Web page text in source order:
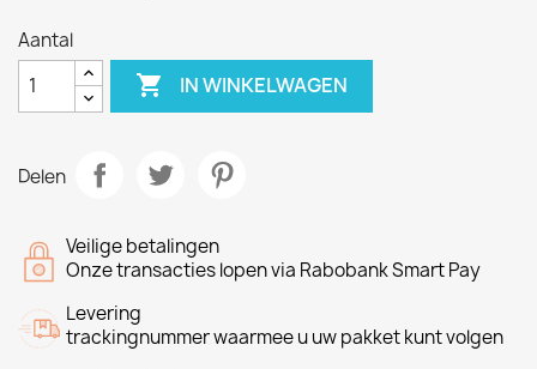
Aantal
 IN WINKELWAGEN
Delen
Veilige betalingen
Onze transacties lopen via Rabobank Smart Pay
Levering
trackingnummer waarmee u uw pakket kunt volgen